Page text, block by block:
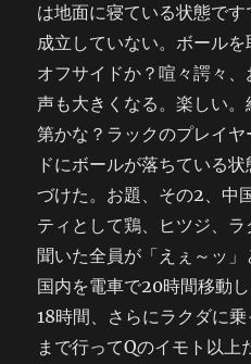
は地面に寝ている状態で
成立していない。ボール
オフサイドか？喧々諤々
声も大きくなる。楽しい
第かな？ラックのプレイ
ドにボールが落ちている
づけた。お題、その2、中
ティとして鶏、ヒツジ、ラ
聞いた全員が「えぇ～ッ
国内を電車で20時間移動
18時間、さらにラクダに
まで行ってQのイモト以上